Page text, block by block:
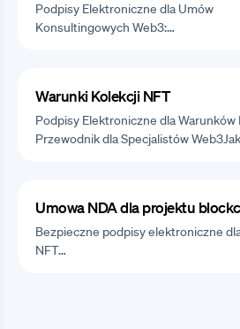
Podpisy Elektroniczne dla Umów
Konsultingowych Web3:…
Warunki Kolekcji NFT
Podpisy Elektroniczne dla Warunków
Przewodnik dla Specjalistów
Umowa NDA dla projektu
Bezpieczne podpisy elektroniczne
NFT…